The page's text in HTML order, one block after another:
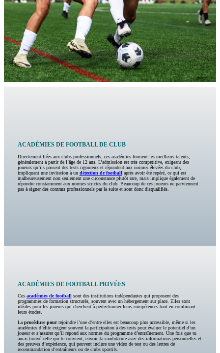
ACADÉMIES DE FOOTBALL DE CLUB
Directement liées aux clubs professionnels, ces académies forment les meilleurs talents,
généralement à partir de l’âge de 12 ans. L’admission est très compétitive, exigeant des
joueurs qu’ils passent des tests rigoureux et répondent aux normes élevées du club,
impliquant une invitation à un détection de footballaprès avoir été repéré, ce qui est
malheureusement non seulement une circonstance plutôt rare, mais implique également de
répondre constamment aux normes strictes du club. Beaucoup de ces joueurs ne parviennent
pas à signer des contrats professionnels par la suite et sont donc disqualifiés.
ACADÉMIES DE FOOTBALL PRIVÉES
Ces académies de footballsont des institutions indépendantes qui proposent des
programmes de formation structurés, souvent avec un hébergement sur place. Elles sont
idéales pour les joueurs qui cherchent à perfectionner leurs compétences tout en combinant
leurs études.
Laprocédure pourrejoindre l’une d’entre elles est beaucoup plus accessible, même si les
académies d’élite exigent souvent la participation à des tests pour évaluer le potentiel d’un
joueur et s’assurer qu’il répond aux normes du programme d’entraînement. Une fois que tu
auras trouvé celle qui te convient, envoie ta candidature avec des informations personnelles et
des preuves d’expérience, qui peuvent inclure une vidéo de test ou des lettres de
recommandation d’entraîneurs ou de clubs sportifs.